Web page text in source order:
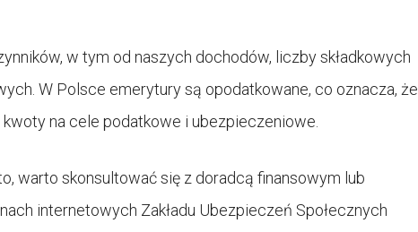
w tym od naszych dochodów, liczby składkowych
W Polsce emerytury są opodatkowane, co oznacza, że
na cele podatkowe i ubezpieczeniowe.
warto skonsultować się z doradcą finansowym lub
internetowych Zakładu Ubezpieczeń Społecznych